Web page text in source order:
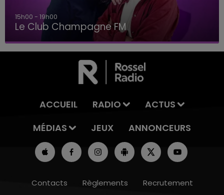
15h00 - 19h00
Le Club Champagne FM
ACCUEIL RADIO
ACTUS
MÉDIAS
JEUX ANNONCEURS
Contacts Règlements Recrutement